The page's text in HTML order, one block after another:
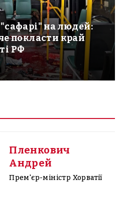
"сафарі" на людей:
покласти край
РФ
Пленкович
Андрей
Прем'єр-міністр Хорватії